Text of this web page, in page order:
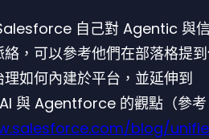
自己對 Agentic 與
絡，可以參考他們在部落格提
如何內建於平台，並延伸到
與 Agentforce 的觀點（參
blog/